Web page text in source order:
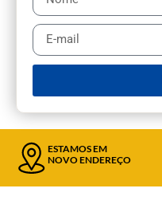
ESTAMOS EM
NOVO ENDEREÇO